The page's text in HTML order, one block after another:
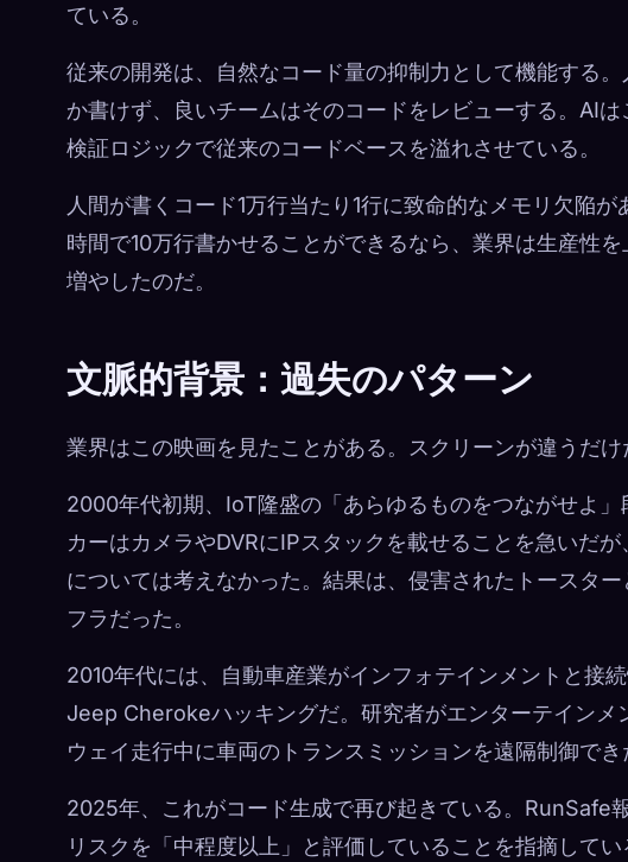
ている。
従来の開発は、自然なコード量の抑制力として機能する
か書けず、良いチームはそのコードをレビューする。AI
検証ロジックで従来のコードベースを溢れさせている。
人間が書くコード1万行当たり1行に致命的なメモリ欠陥
時間で10万行書かせることができるなら、業界は生産性
増やしたのだ。
文脈的背景：過失のパターン
業界はこの映画を見たことがある。スクリーンが違うだけ
2000年代初期、IoT隆盛の「あらゆるものをつながせよ
カーはカメラやDVRにIPスタックを載せることを急いだ
については考えなかった。結果は、侵害されたトースタ
フラだった。
2010年代には、自動車産業がインフォテインメントと接
Jeep Cherokeハッキングだ。研究者がエンターテインメ
ウェイ走行中に車両のトランスミッションを遠隔制御でき
2025年、これがコード生成で再び起きている。
リスクを「中程度以上」と評価していることを指摘して